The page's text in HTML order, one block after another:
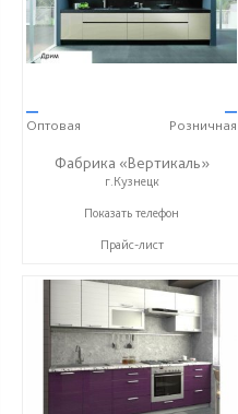
—
Оптовая
—
Розничная
Фабрика «Вертикаль»
г.Кузнецк
+7 (927) 38-059-88
Показать телефон
Прайс-лист